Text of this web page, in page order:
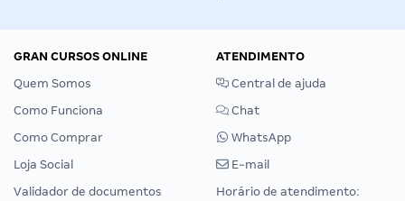
GRAN CURSOS ONLINE
Quem Somos
Como Funciona
Como Comprar
Loja Social
Validador de documentos
ATENDIMENTO
Central de ajuda
Chat
WhatsApp
E-mail
Horário de atendimento: